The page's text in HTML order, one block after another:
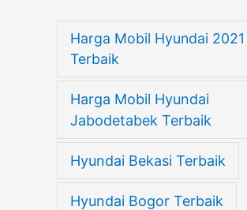
Harga Mobil Hyundai 2021
Terbaik
Harga Mobil Hyundai
Jabodetabek Terbaik
Hyundai Bekasi Terbaik
Hyundai Bogor Terbaik